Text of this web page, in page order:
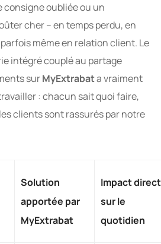
consigne oubliée ou un
cher – en temps perdu, en
même en relation client. Le
intégré couplé au partage
surMyExtrabata vraiment
: chacun sait quoi faire,
clients sont rassurés par notre
Solution
apportée par
MyExtrabat
Impact direct
sur le
quotidien